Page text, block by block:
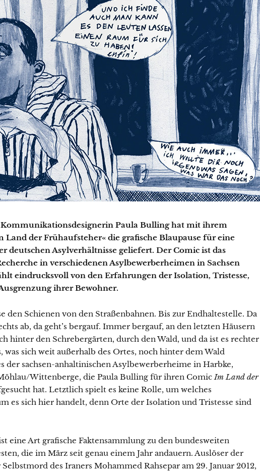
Paula Bulling hat mit ihrem
Land der Frühaufsteher« die grafische Blaupause für eine
deutschen Asylverhältnisse geliefert. Der Comic ist das
in verschiedenen Asylbewerberheimen in Sachsen
eindrucksvoll von den Erfahrungen der Isolation, Tristesse,
ihrer Bewohner.
den Schienen von den Straßenbahnen. Bis zur Endhaltestelle. Da
ab, da geht’s bergauf. Immer bergauf, an den letzten Häusern
hinter den Schrebergärten, durch den Wald, und da ist es rechter
was sich weit außerhalb des Ortes, noch hinter dem Wald
der sachsen-anhaltinischen Asylbewerberheime in Harbke,
Wittenberge, die Paula Bulling für ihren ComicIm Land der
hat. Letztlich spielt es keine Rolle, um welches
es sich hier handelt, denn Orte der Isolation und Tristesse sind
eine Art grafische Faktensammlung zu den bundesweiten
die im März seit genau einem Jahr andauern. Auslöser der
des Iraners Mohammed Rahsepar am 29. Januar 2012,